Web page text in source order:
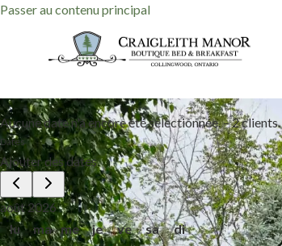
Passer au contenu principal
Aucune date n'a encore été sélectionnée.–2 clients.
Dates
Ajouter des dates
août 2026
lu
ma me je ve sa di